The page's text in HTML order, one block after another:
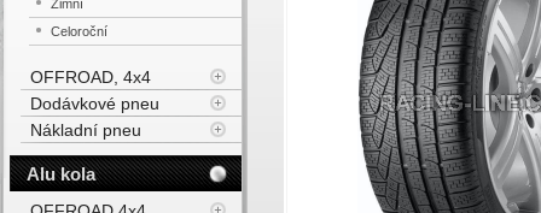
Zimní
Celoroční
OFFROAD, 4x4
Dodávkové pneu
Nákladní pneu
Alu kola